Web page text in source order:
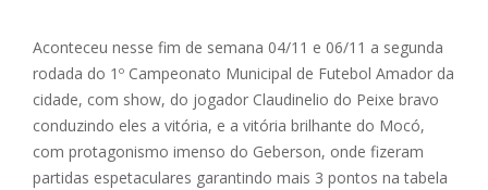
Aconteceu nesse fim de semana 04/11 e 06/11 a segunda
rodada do 1º Campeonato Municipal de Futebol Amador da
cidade, com show, do jogador Claudinelio do Peixe bravo
conduzindo eles a vitória, e a vitória brilhante do Mocó,
com protagonismo imenso do Geberson, onde fizeram
partidas espetaculares garantindo mais 3 pontos na tabela